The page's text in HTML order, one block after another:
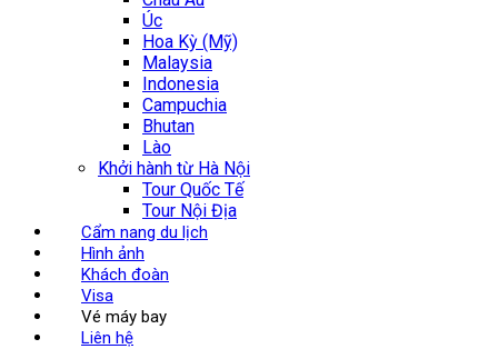
Úc
Hoa Kỳ (Mỹ)
Malaysia
Indonesia
Campuchia
Bhutan
Lào
Khởi hành từ Hà Nội
Tour Quốc Tế
Tour Nội Địa
Cẩm nang du lịch
Hình ảnh
Khách đoàn
Visa
Vé máy bay
Liên hệ